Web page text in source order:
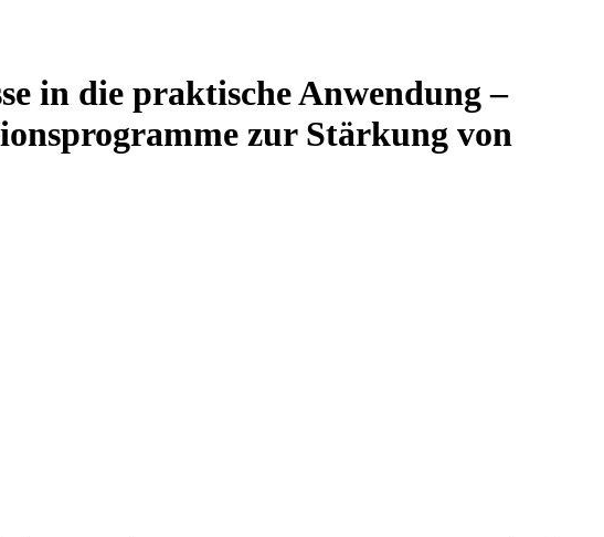
in die praktische Anwendung –
zur Stärkung von